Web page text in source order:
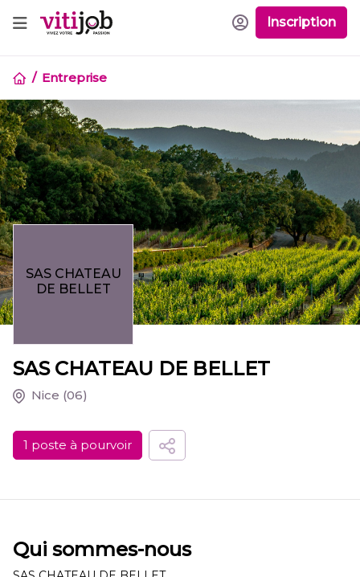
Inscription
Entreprise
SAS CHATEAU
DE BELLET
SAS CHATEAU DE BELLET
Nice (06)
1 poste à pourvoir
Qui sommes-nous